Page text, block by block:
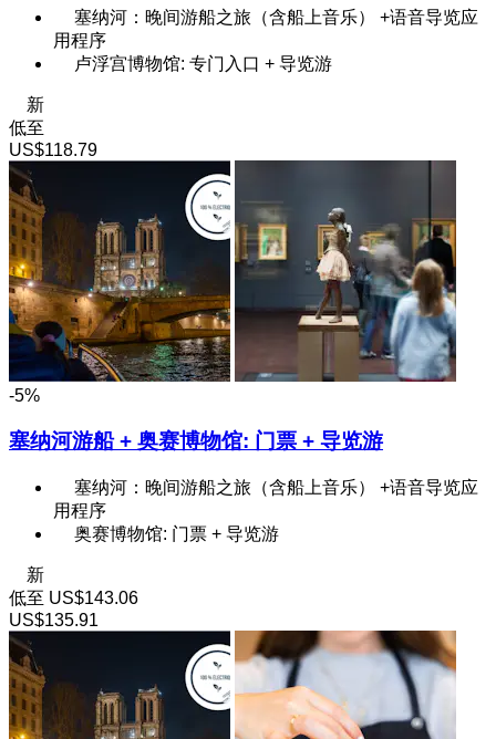
塞纳河：晚间游船之旅（含船上音乐） +语音导览应
用程序
卢浮宫博物馆: 专门入口 + 导览游
新
低至
US$118.79
-5%
塞纳河游船 + 奥赛博物馆: 门票 + 导览游
塞纳河：晚间游船之旅（含船上音乐） +语音导览应
用程序
奥赛博物馆: 门票 + 导览游
新
低至 US$143.06
US$135.91